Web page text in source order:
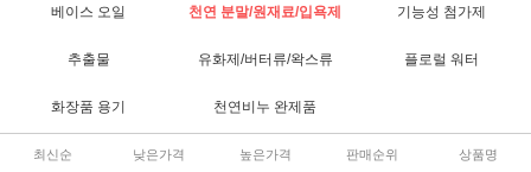
베이스 오일 천연 분말/원재료/입욕제 기능성 첨가제
추출물 유화제/버터류/왁스류 플로럴 워터
화장품 용기 천연비누 완제품
최신순 낮은가격 높은가격 판매순위 상품명